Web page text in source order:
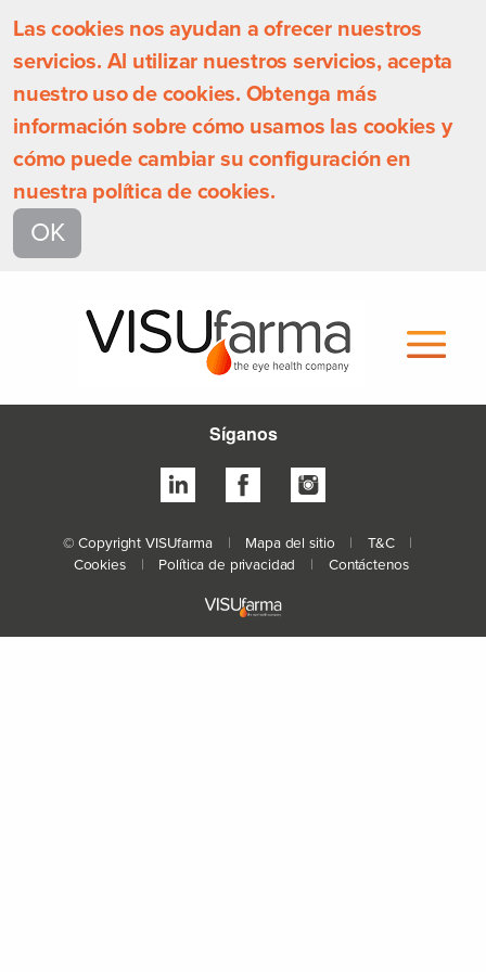
Las cookies nos ayudan a ofrecer nuestros
servicios. Al utilizar nuestros servicios, acepta
nuestro uso de cookies. Obtenga más
información sobre cómo usamos las cookies y
cómo puede cambiar su configuración en
nuestra política de cookies.
OK
Síganos
© Copyright VISUfarma | Mapa del sitio | T&C
|
Cookies
| Política de privacidad | Contáctenos